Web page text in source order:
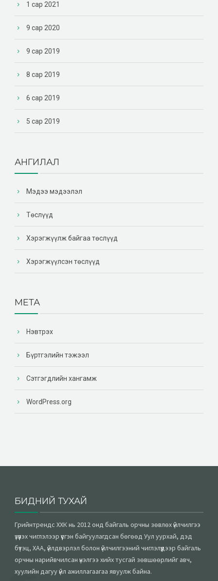
1 сар 2021
9 сар 2020
9 сар 2019
8 сар 2019
6 сар 2019
5 сар 2019
АНГИЛАЛ
Мэдээ мэдээлэл
Төслүүд
Хэрэгжүүлж байгаа төслүүд
Хэрэгжүүлсэн төслүүд
МЕТА
Нэвтрэх
Бүртгэлийн тэжээл
Сэтгэгдлийн хангамж
WordPress.org
БИДНИЙ ТУХАЙ
Грийнтрендс ХХК нь 2012 онд байгаль орчны зөвлөх үйлчилгээ
үзүүлэх чиглэлээр үүсгэн байгуулагдсан бөгөөд Уул уурхай, дэд
бүтэц, ХАА, үйлдвэрлэл болон үйлчилгээний чиглэлүүдээр байгаль
орчны нарийвчилсан үнэлгээ хийх тусгай зөвшөөрлийг авч,
хуулийн дагуу үйл ажиллагаагаа явуулж байна.